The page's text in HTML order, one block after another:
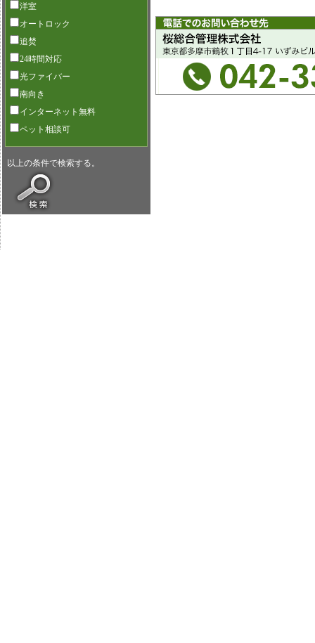
洋室
オートロック
追焚
24時間対応
光ファイバー
南向き
インターネット無料
ペット相談可
以上の条件で検索する。